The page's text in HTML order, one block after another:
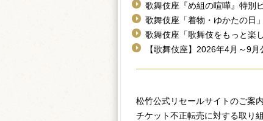
歌舞伎座『め組の喧嘩』特別
歌舞伎座「着物・ゆかたの日
歌舞伎座「歌舞伎をもっと楽
【歌舞伎座】2026年4月～9
松竹公式リセールサイトのご案内
チケット不正転売に対する取り